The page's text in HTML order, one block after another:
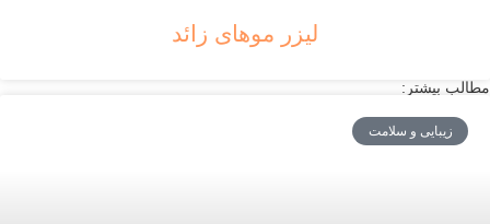
لیزر موهای زائد
مطالب بیشتر:
زیبایی و سلامت